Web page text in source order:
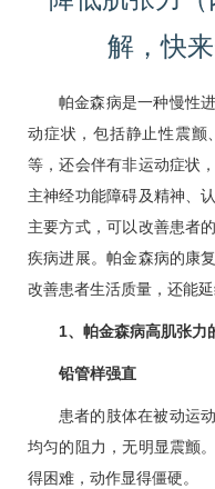
解，快
帕金森病是一种慢性
动症状，包括静止性震颤
等，还会伴有非运动症状
主神经功能障碍及精神、
主要方式，可以改善患者
疾病进展。帕金森病的康
改善患者生活质量，还能延
1、帕金森病高肌张力
铅管样强直
患者的肢体在被动运
均匀的阻力，无明显震颤
得困难，动作显得僵硬。